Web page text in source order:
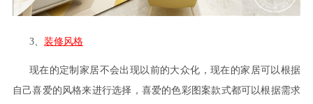
3、 装修风格
现在的定制家居不会出现以前的大众化，现在的家居可以根据
自己喜爱的风格来进行选择，喜爱的色彩图案款式都可以根据需求